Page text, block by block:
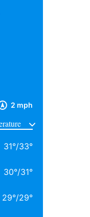
2 mph
31°/33°
30°/31°
29°/29°